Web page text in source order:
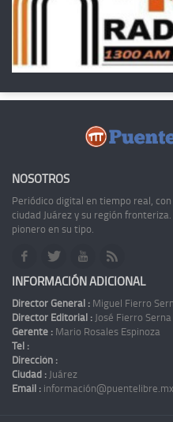
NOSOTROS
Periódico digital en tiempo real,
ciudad Juárez y su región
pionero en su tipo.
INFORMACIÓN ADICIONAL
Director General : Miguel Fierro
Director Editorial : José Fierro Serna
Gerente : Mario Rosales Espinoza
Tel :
Dirección :
Ciudad : Juárez
Email : información@puentelibre.mx